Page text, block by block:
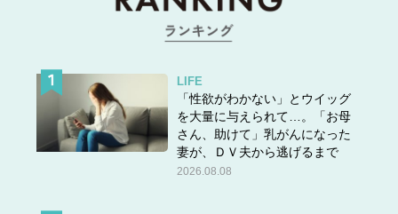
LIFE
「性欲がわかない」とウイッグ
を大量に与えられて…。「お母
さん、助けて」乳がんになった
妻が、ＤＶ夫から逃げるまで
2026.08.08